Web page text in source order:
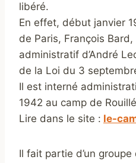
libéré.
En effet, début janvier
de Paris, François
administratif d’André
de la Loi du 3
Il est interné
1942 au camp de
Lire dans le site : le-
Il fait partie d’un